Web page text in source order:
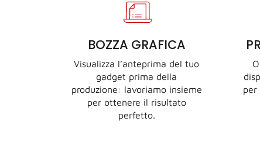
BOZZA GRAFICA
Visualizza l’anteprima del tuo
gadget prima della
produzione: lavoriamo insieme
per ottenere il risultato
perfetto.
per